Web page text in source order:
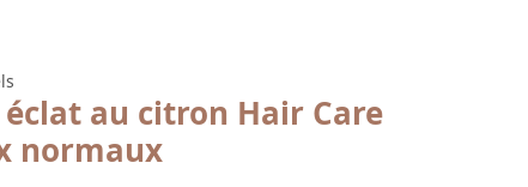
au citron Hair Care
normaux